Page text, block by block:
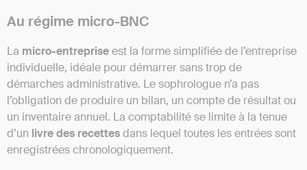
Au régime micro-BNC
La micro-entrepriseest la forme simplifiée de l’entreprise
individuelle, idéale pour démarrer sans trop de
démarches administrative. Le sophrologue n’a pas
l’obligation de produire un bilan, un compte de résultat ou
un inventaire annuel. La comptabilité se limite à la tenue
d’un livre des recettesdans lequel toutes les entrées sont
enregistrées chronologiquement.